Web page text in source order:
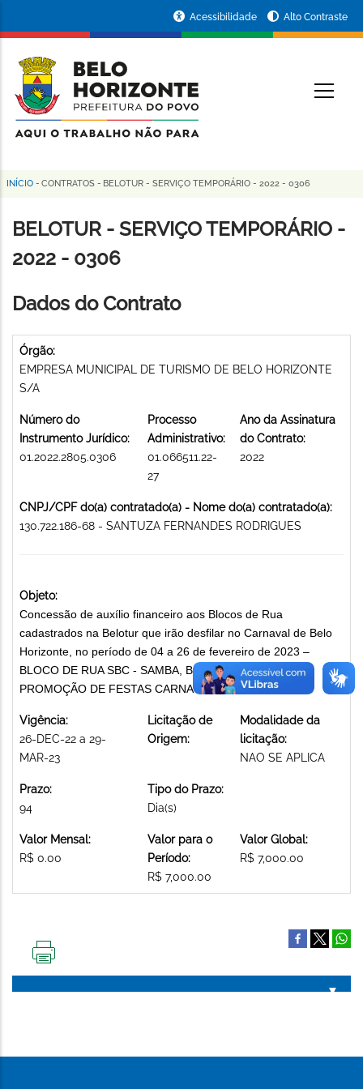
conteúdo
principal
da
Prefeitura
de
Horizonte
Acessibilidade Alto Contraste
Trilha
de
navegação
INÍCIO - CONTRATOS - BELOTUR - SERVIÇO TEMPORÁRIO - 2022 - 0306
BELOTUR - SERVIÇO TEMPORÁRIO -
2022 - 0306
Dados do Contrato
Órgão:
EMPRESA MUNICIPAL DE TURISMO DE BELO HORIZONTE
S/A
Número do
Instrumento Jurídico:
01.2022.2805.0306
Processo
Administrativo:
01.066511.22-
27
Ano da Assinatura
do Contrato:
2022
CNPJ/CPF do(a) contratado(a) - Nome do(a) contratado(a):
130.722.186-68 - SANTUZA FERNANDES RODRIGUES
Objeto:
Concessão de auxílio financeiro aos Blocos de Rua
cadastrados na Belotur que irão desfilar no Carnaval de Belo
Horizonte, no período de 04 a 26 de fevereiro de 2023 –
BLOCO DE RUA SBC - SAMBA, BOBAGEM E CERVEJA
PROMOÇÃO DE FESTAS CARNAVALESCAS
Vigência:
26-DEC-22 a 29-
MAR-23
Licitação de
Origem:
Modalidade da
licitação:
NAO SE APLICA
Prazo:
94
Tipo do Prazo:
Dia(s)
Valor Mensal:
R$ 0.00
Valor para o
Período:
R$ 7,000.00
Valor Global:
R$ 7,000.00
PÁGINA